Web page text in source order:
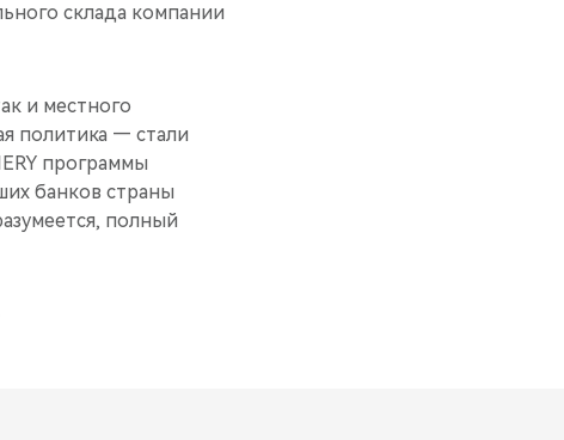
склада компании
и местного
политика — стали
программы
банков страны
полный